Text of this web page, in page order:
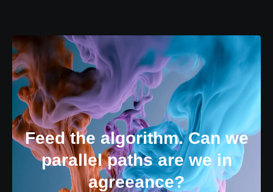
Feed the algorithm. Can we
parallel paths are we in
agreeance?